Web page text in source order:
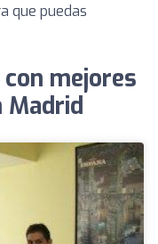
que puedas
mejores
Madrid